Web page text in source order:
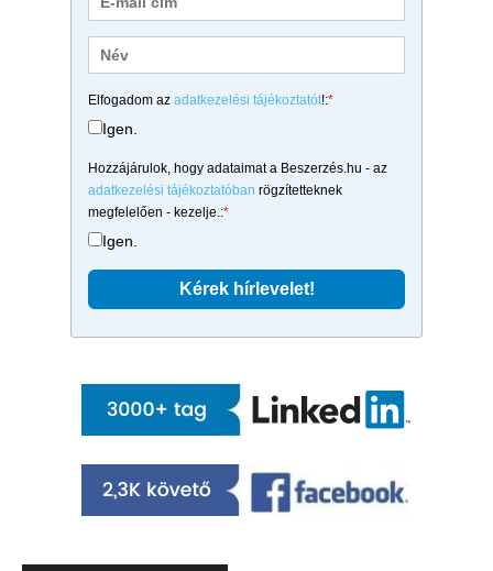
Elfogadom az adatkezelési tájékoztatót!:*
Igen.
Hozzájárulok, hogy adataimat a Beszerzés.hu - az
adatkezelési tájékoztatóban rögzítetteknek
megfelelően - kezelje.:*
Igen.